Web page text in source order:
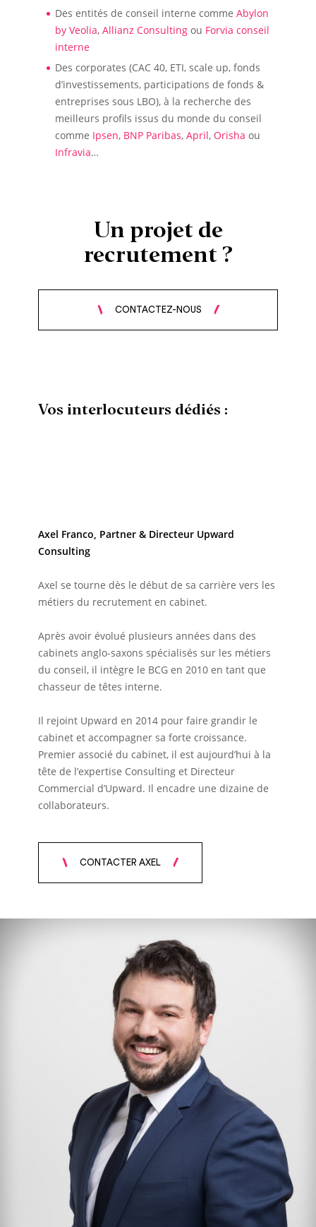
Des entités de conseil interne comme Abylon
by Veolia, Allianz Consultingou Forvia conseil
interne
Des corporates (CAC 40, ETI, scale up, fonds
d’investissements, participations de fonds &
entreprises sous LBO), à la recherche des
meilleurs profils issus du monde du conseil
comme Ipsen, BNP Paribas, April,Orisha ou
Infravia…
Un projet de
recrutement ?
CONTACTEZ-NOUS
Vos interlocuteurs dédiés :
Axel Franco, Partner & Directeur Upward
Consulting
Axel se tourne dès le début de sa carrière vers les
métiers du recrutement en cabinet.
Après avoir évolué plusieurs années dans des
cabinets anglo-saxons spécialisés sur les métiers
du conseil, il intègre le BCG en 2010 en tant que
chasseur de têtes interne.
Il rejoint Upward en 2014 pour faire grandir le
cabinet et accompagner sa forte croissance.
Premier associé du cabinet, il est aujourd’hui à la
tête de l’expertise Consulting et Directeur
Commercial d’Upward. Il encadre une dizaine de
collaborateurs.
CONTACTER AXEL